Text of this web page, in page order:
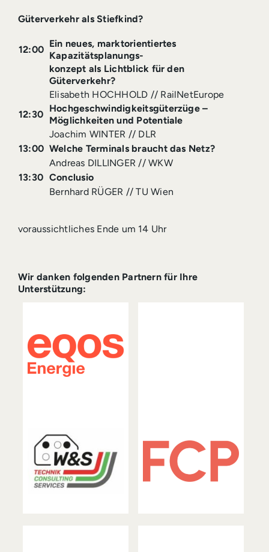
Güterverkehr als Stiefkind?
12:00
Ein neues, marktorientiertes
Kapazitätsplanungs-
konzept als Lichtblick für den
Güterverkehr?
Elisabeth HOCHHOLD // RailNetEurope
12:30
Hochgeschwindigkeitsgüterzüge –
Möglichkeiten und Potentiale
Joachim WINTER // DLR
13:00 Welche Terminals braucht das Netz?
Andreas DILLINGER // WKW
13:30 Conclusio
Bernhard RÜGER // TU Wien
voraussichtliches Ende um 14 Uhr
Wir danken folgenden Partnern für Ihre
Unterstützung: